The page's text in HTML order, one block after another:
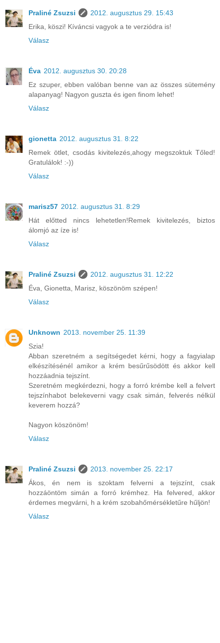
Praliné Zsuzsi
2012. augusztus 29. 15:43
Erika, köszi! Kíváncsi vagyok a te verziódra is!
Válasz
Éva 2012. augusztus 30. 20:28
Ez szuper, ebben valóban benne van az összes sütemény
alapanyag! Nagyon guszta és igen finom lehet!
Válasz
gionetta 2012. augusztus 31. 8:22
Remek ötlet, csodás kivitelezés,ahogy megszoktuk Tőled!
Gratulálok! :-))
Válasz
marisz57 2012. augusztus 31. 8:29
Hát előtted nincs lehetetlen!Remek kivitelezés, biztos
álomjó az íze is!
Válasz
Praliné Zsuzsi
2012. augusztus 31. 12:22
Éva, Gionetta, Marisz, köszönöm szépen!
Válasz
Unknown 2013. november 25. 11:39
Szia!
Abban szeretném a segítségedet kérni, hogy a fagyialap
elkészítésénél amikor a krém besűrűsödött és akkor kell
hozzáadnia tejszínt.
Szeretném megkérdezni, hogy a forró krémbe kell a felvert
tejszínhabot belekeverni vagy csak simán, felverés nélkül
keverem hozzá?
Nagyon köszönöm!
Válasz
Praliné Zsuzsi
2013. november 25. 22:17
Ákos, én nem is szoktam felverni a tejszínt, csak
hozzáöntöm simán a forró krémhez. Ha felvered, akkor
érdemes megvárni, h a krém szobahőmérsékletűre hűljön!
Válasz